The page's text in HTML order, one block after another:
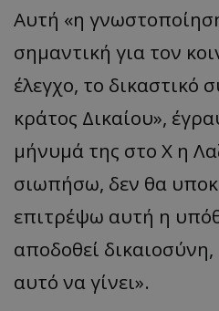
Αυτή «η
σημαντική για τον
έλεγχο, το δικαστικό
κράτος Δικαίου»,
μήνυμά της στο Χ η
σιωπήσω, δεν θα
επιτρέψω αυτή η
αποδοθεί
αυτό να γίνει».